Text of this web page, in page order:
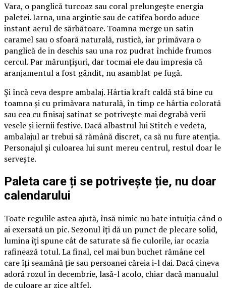
Vara, o panglică turcoaz sau coral prelungește energia
paletei. Iarna, una argintie sau de catifea bordo aduce
instant aerul de sărbătoare. Toamna merge un satin
caramel sau o sfoară naturală, rustică, iar primăvara o
panglică de in deschis sau una roz pudrat închide frumos
cercul. Par mărunțișuri, dar tocmai ele dau impresia că
aranjamentul a fost gândit, nu asamblat pe fugă.
Și încă ceva despre ambalaj. Hârtia kraft caldă stă bine cu
toamna și cu primăvara naturală, în timp ce hârtia colorată
sau cea cu finisaj satinat se potrivește mai degrabă verii
vesele și iernii festive. Dacă albastrul lui Stitch e vedeta,
ambalajul ar trebui să rămână discret, ca să nu fure atenția.
Personajul și culoarea lui sunt mereu centrul, restul doar le
servește.
Paleta care ți se potrivește ție, nu doar
calendarului
Toate regulile astea ajută, însă nimic nu bate intuiția când o
ai exersată un pic. Sezonul îți dă un punct de plecare solid,
lumina îți spune cât de saturate să fie culorile, iar ocazia
rafinează totul. La final, cel mai bun buchet rămâne cel
care îți seamănă ție sau persoanei căreia i-l dai. Dacă cineva
adoră rozul în decembrie, lasă-l acolo, chiar dacă manualul
de culoare ar zice altfel.